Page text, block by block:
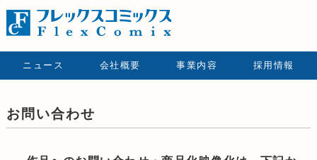
ニュース 会社概要 事業内容 採用情報
お問い合わせ